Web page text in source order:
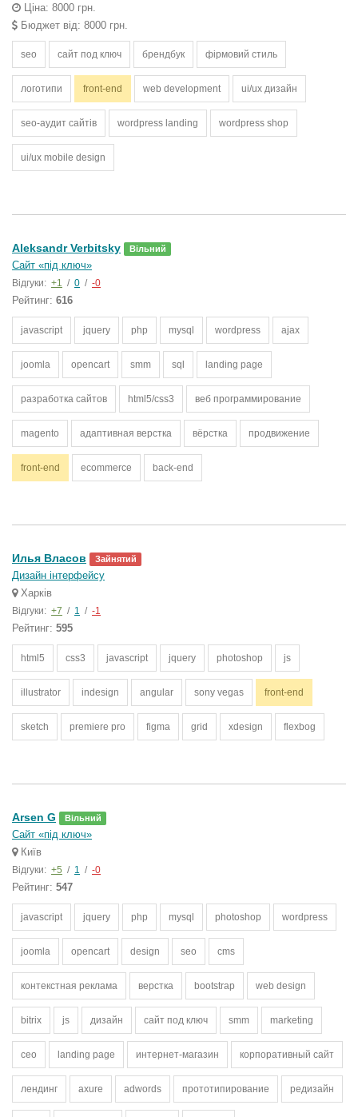
Ціна: 8000 грн.
Бюджет від: 8000 грн.
seo сайт под ключ брендбук фірмовий стиль
логотипи front-end web development ui/ux дизайн
seo-аудит сайтів wordpress landing wordpress shop
ui/ux mobile design
Aleksandr Verbitsky Вільний
Сайт «під ключ»
Відгуки: +1 / 0 / -0
Рейтинг: 616
javascript jquery php mysql wordpress ajax
joomla opencart smm sql landing page
разработка сайтов html5/css3 веб программирование
magento адаптивная верстка вёрстка продвижение
front-end ecommerce back-end
Илья Власов Зайнятий
Дизайн інтерфейсу
Харків
Відгуки: +7 / 1 / -1
Рейтинг: 595
html5 css3 javascript jquery photoshop js
illustrator indesign angular sony vegas front-end
sketch premiere pro figma grid xdesign flexbog
Arsen G Вільний
Сайт «під ключ»
Київ
Відгуки: +5 / 1 / -0
Рейтинг: 547
javascript jquery php mysql photoshop wordpress
joomla opencart design seo cms
контекстная реклама верстка bootstrap web design
bitrix js дизайн сайт под ключ smm marketing
сео landing page интернет-магазин корпоративный сайт
лендинг axure adwords прототипирование редизайн